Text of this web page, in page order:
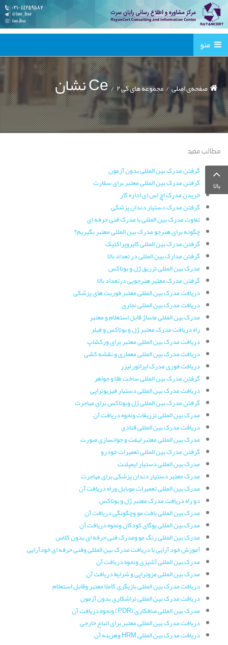
منو
صفحه‌ی اصلی مجموعه های کی ۲ نشان Ce
مطالب مفید
گرفتن مدرک بین المللی بدون آزمون
گرفتن مدرک بین المللی معتبر برای سفارت
خریدن مدرک اچ اس ای اداره کار
گرفتن مدرک دستیار دندان پزشکی
تفاوت مدرک بین المللی با مدرک فنی حرفه ای
چگونه برای هنرجو مدرک بین المللی معتبر بگیریم؟
گرفتن مدرک بین المللی کایروپراکتیک
گرفتن مدارک بین المللی در تعداد بالا
مدرک بین المللی تزریق ژل و بوتاکس
گرفتن مدرک معتبر هنرجویی درتعداد بالا
دریافت مدرک بین المللی معتبر فوریت های پزشکی
دریافت مدرک بین المللی نجاری
مدرک بین المللی ماساژ قابل استعلام و معتبر
راه دریافت مدرک معتبر ژل و بوتاکس و فیلر
دریافت مدرک بین المللی معتبر برای ورکشاپ
دریافت مدرک بین المللی معماری و نقشه کشی
دریافت فوری مدرک اپراتور لیزر
گرفتن مدرک بین المللی ساخت طلا و جواهر
دریافت مدرک بین المللی دستیار فیزیوتراپی
گرفتن مدرک بین المللی ژل وبوتاکس برای مهاجرت
مدرک بین المللی تزریقات ونحوه دریافت آن
دریافت مدرک بین المللی قنادی
مدرک بین المللی معتبر لیفت و جوانسازی صورت
گرفتن مدرک بین المللی تعمیرات خودرو
مدرک بین المللی دستیار ایمپلنت
مدرک معتبر دستیار دندان پزشکی برای مهاجرت
مدرک بین المللی تعمیرات موبایل وراه دریافت آن
دو راه دریافت مدرک معتبر ژل و بوتاکس
مدرک بین المللی بافت مو وچگونگی دریافت آن
مدرک بین المللی یوگای کودکان ونحوه دریافت آن
مدرک بین المللی رنگ مو ومدرک فنی حرفه ای بدون کلاس
آموزش خود آرایی با دریافت مدرک بین المللی وفنی حرفه ای خودآرایی
مدرک بین المللی آشپزی ونحوه دریافت آن
مدرک بین المللی مزوتراپی و شرایط دریافت آن
دریافت مدرک بین المللی بازیگری کاملا معتبر وقابل استعلام
دریافت مدرک بین المللی تراشکاری بدون آزمون
مدرک بین المللی صافکاری (PDR) ونحوه دریافت آن
دریافت مدرک بین المللی معتبر برای اتباع خارجی
دریافت مدرک بین المللی HRM وهزینه آن
بالا